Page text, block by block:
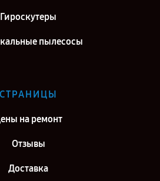
Гироскутеры
пылесосы
СТРАНИЦЫ
на ремонт
Отзывы
Доставка